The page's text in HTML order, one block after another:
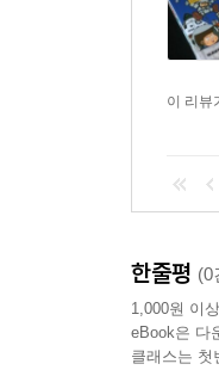
이 리뷰
한줄평 (0
1,000원 이
eBook은 다
클래스는 첫